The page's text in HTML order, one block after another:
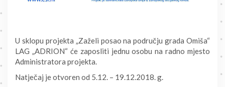
U sklopu projekta „Zaželi posao na području grada Omiša“
LAG „ADRION“ će zaposliti jednu osobu na radno mjesto
Administratora projekta.
Natječaj je otvoren od 5.12. – 19.12.2018. g.